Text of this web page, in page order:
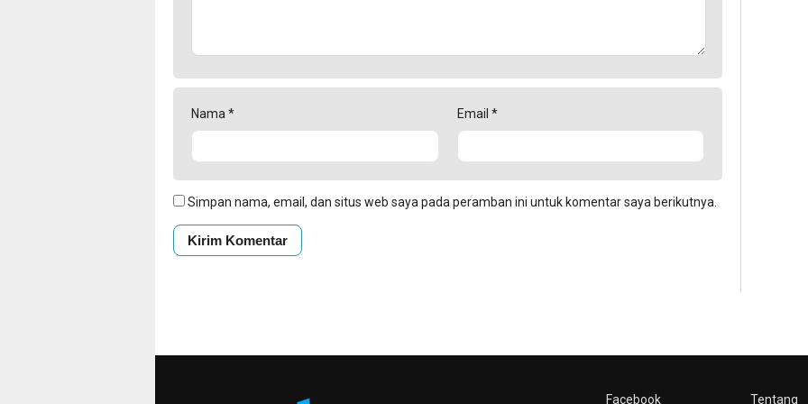
Nama* Email *
Simpan nama, email, dan situs web saya pada peramban ini untuk komentar saya berikutnya.
Facebook Tentang